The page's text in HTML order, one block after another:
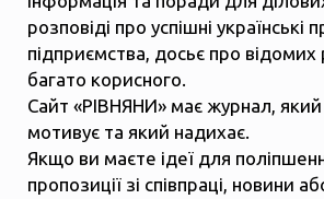
розповіді про успішні українські
підприємства, досьє про відомих
багато корисного.
Сайт «РІВНЯНИ» має журнал,
мотивує та який надихає.
Якщо ви маєте ідеї для
пропозиції зі співпраці, новини